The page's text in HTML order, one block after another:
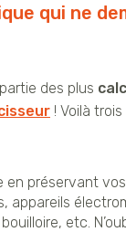
qui ne
des plus
! Voilà
en préservant
appareils
etc.